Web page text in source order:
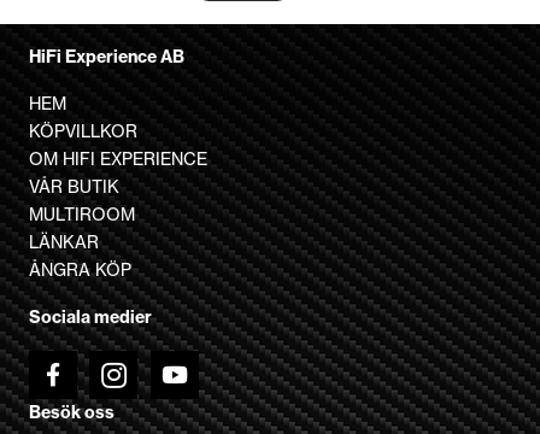
varianter.
De
olika
alternativen
kan
väljas
på
produktsidan
HiFi Experience AB
HEM
KÖPVILLKOR
OM HIFI EXPERIENCE
VÅR BUTIK
MULTIROOM
LÄNKAR
ÅNGRA KÖP
Sociala medier
Besök oss